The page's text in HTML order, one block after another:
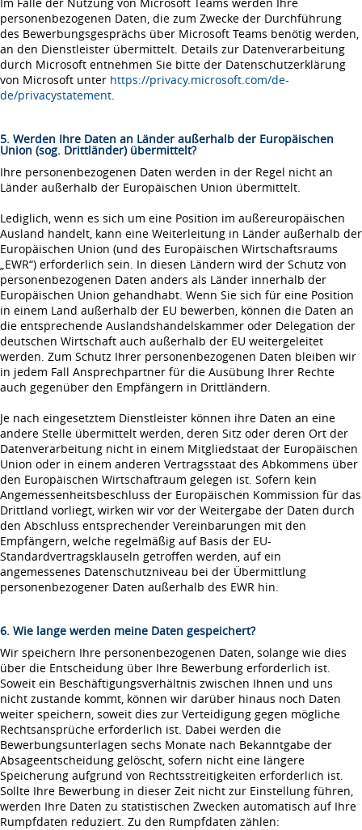
personenbezogenen Daten, die zum Zwecke der Durchführung
des Bewerbungsgesprächs über Microsoft Teams benötig werden,
an den Dienstleister übermittelt. Details zur Datenverarbeitung
durch Microsoft entnehmen Sie bitte der Datenschutzerklärung
von Microsoft unter https://privacy.microsoft.com/de-
de/privacystatement.
5. Werden Ihre Daten an Länder außerhalb der Europäischen
Union (sog. Drittländer) übermittelt?
Ihre personenbezogenen Daten werden in der Regel nicht an
Länder außerhalb der Europäischen Union übermittelt.
Lediglich, wenn es sich um eine Position im außereuropäischen
Ausland handelt, kann eine Weiterleitung in Länder außerhalb der
Europäischen Union (und des Europäischen Wirtschaftsraums
„EWR“) erforderlich sein. In diesen Ländern wird der Schutz von
personenbezogenen Daten anders als Länder innerhalb der
Europäischen Union gehandhabt. Wenn Sie sich für eine Position
in einem Land außerhalb der EU bewerben, können die Daten an
die entsprechende Auslandshandelskammer oder Delegation der
deutschen Wirtschaft auch außerhalb der EU weitergeleitet
werden. Zum Schutz Ihrer personenbezogenen Daten bleiben wir
in jedem Fall Ansprechpartner für die Ausübung Ihrer Rechte
auch gegenüber den Empfängern in Drittländern.
Je nach eingesetztem Dienstleister können ihre Daten an eine
andere Stelle übermittelt werden, deren Sitz oder deren Ort der
Datenverarbeitung nicht in einem Mitgliedstaat der Europäischen
Union oder in einem anderen Vertragsstaat des Abkommens über
den Europäischen Wirtschaftraum gelegen ist. Sofern kein
Angemessenheitsbeschluss der Europäischen Kommission für das
Drittland vorliegt, wirken wir vor der Weitergabe der Daten durch
den Abschluss entsprechender Vereinbarungen mit den
Empfängern, welche regelmäßig auf Basis der EU-
Standardvertragsklauseln getroffen werden, auf ein
angemessenes Datenschutzniveau bei der Übermittlung
personenbezogener Daten außerhalb des EWR hin.
6. Wie lange werden meine Daten gespeichert?
Wir speichern Ihre personenbezogenen Daten, solange wie dies
über die Entscheidung über Ihre Bewerbung erforderlich ist.
Soweit ein Beschäftigungsverhältnis zwischen Ihnen und uns
nicht zustande kommt, können wir darüber hinaus noch Daten
weiter speichern, soweit dies zur Verteidigung gegen mögliche
Rechtsansprüche erforderlich ist. Dabei werden die
Bewerbungsunterlagen sechs Monate nach Bekanntgabe der
Absageentscheidung gelöscht, sofern nicht eine längere
Speicherung aufgrund von Rechtsstreitigkeiten erforderlich ist.
Sollte Ihre Bewerbung in dieser Zeit nicht zur Einstellung führen,
werden Ihre Daten zu statistischen Zwecken automatisch auf Ihre
Rumpfdaten reduziert. Zu den Rumpfdaten zählen: